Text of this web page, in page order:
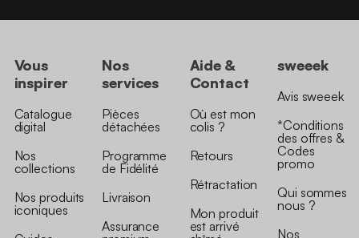
Vous
inspirer
Catalogue
digital
Nos
collections
Nos produits
iconiques
Nos
services
Pièces
détachées
Programme
de Fidélité
Livraison
Assurance
Aide &
Contact
Où est mon
colis ?
Retours
Rétractation
Mon produit
est arrivé
sweeek
Avis sweeek
*Conditions
des offres &
Codes
promo
Qui sommes
nous ?
Nos